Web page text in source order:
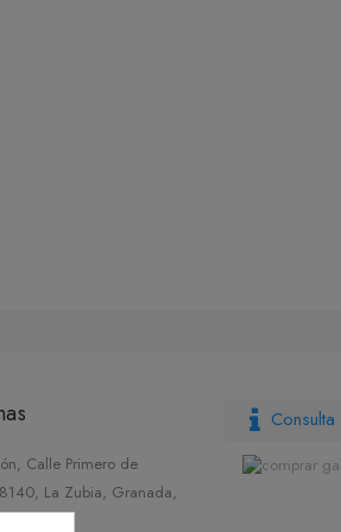
Calle Primero de
La Zubia, Granada,